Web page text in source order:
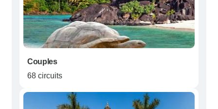
Couples
68 circuits